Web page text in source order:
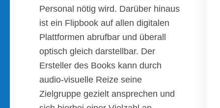
Personal nötig wird. Darüber hinaus
ist ein Flipbook auf allen digitalen
Plattformen abrufbar und überall
optisch gleich darstellbar. Der
Ersteller des Books kann durch
audio-visuelle Reize seine
Zielgruppe gezielt ansprechen und